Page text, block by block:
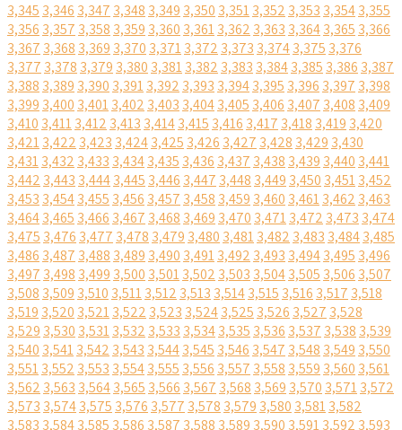
3,345 3,346 3,347 3,348 3,349 3,350 3,3513,352 3,353 3,3543,355
3,356 3,357 3,358 3,359 3,360 3,3613,362 3,363 3,3643,365 3,366
3,367 3,368 3,369 3,370 3,3713,372 3,373 3,3743,375 3,376
3,377 3,378 3,379 3,380 3,3813,382 3,383 3,3843,385 3,386 3,387
3,388 3,389 3,390 3,3913,392 3,393 3,3943,395 3,396 3,397 3,398
3,399 3,400 3,4013,402 3,403 3,4043,405 3,406 3,407 3,408 3,409
3,410 3,4113,412 3,413 3,4143,415 3,416 3,417 3,418 3,419 3,420
3,4213,422 3,423 3,4243,425 3,426 3,427 3,428 3,429 3,430
3,4313,432 3,433 3,4343,435 3,436 3,437 3,438 3,439 3,440 3,441
3,442 3,443 3,4443,445 3,446 3,447 3,448 3,449 3,450 3,4513,452
3,453 3,4543,455 3,456 3,457 3,458 3,459 3,460 3,4613,462 3,463
3,4643,465 3,466 3,467 3,468 3,469 3,470 3,4713,472 3,473 3,474
3,475 3,476 3,477 3,478 3,479 3,480 3,4813,482 3,483 3,4843,485
3,486 3,487 3,488 3,489 3,490 3,4913,492 3,493 3,4943,495 3,496
3,497 3,498 3,499 3,500 3,5013,502 3,503 3,5043,505 3,506 3,507
3,508 3,509 3,510 3,5113,512 3,513 3,5143,515 3,516 3,517 3,518
3,519 3,520 3,5213,522 3,523 3,5243,525 3,526 3,527 3,528
3,529 3,530 3,5313,532 3,533 3,5343,535 3,536 3,537 3,538 3,539
3,540 3,5413,542 3,543 3,5443,545 3,546 3,547 3,548 3,549 3,550
3,5513,552 3,553 3,5543,555 3,556 3,557 3,558 3,559 3,560 3,561
3,562 3,563 3,5643,565 3,566 3,567 3,568 3,569 3,570 3,5713,572
3,573 3,5743,575 3,576 3,577 3,578 3,579 3,580 3,5813,582
3,583 3,5843,585 3,586 3,587 3,588 3,589 3,590 3,5913,592 3,593